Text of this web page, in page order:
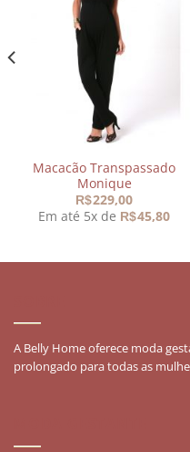
Macacão Transpassado
Monique
R$229,00
Em até 5x de R$45,80
A Belly Home oferece moda
prolongado para todas as